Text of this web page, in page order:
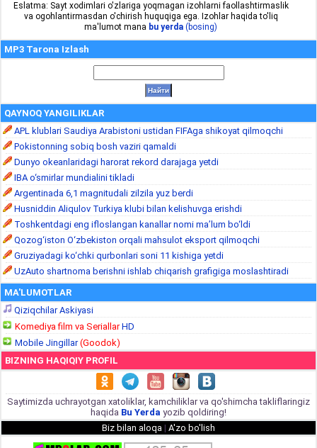
Eslatma: Sayt xodimlari o'zlariga yoqmagan izohlarni faollashtirmaslik
va ogohlantirmasdan o'chirish huquqiga ega. Izohlar haqida to'liq
ma'lumot mana bu yerda (bosing)
MP3 Tarona Izlash
QAYNOQ YANGILIKLAR
APL klublari Saudiya Arabistoni ustidan FIFAga shikoyat qilmoqchi
Pokistonning sobiq bosh vaziri qamaldi
Dunyo okeanlaridagi harorat rekord darajaga yetdi
IBA o‘smirlar mundialini tikladi
Argentinada 6,1 magnitudali zilzila yuz berdi
Husniddin Aliqulov Turkiya klubi bilan kelishuvga erishdi
Toshkentdagi eng ifloslangan kanallar nomi ma’lum bo‘ldi
Qozog‘iston O‘zbekiston orqali mahsulot eksport qilmoqchi
Gruziyadagi ko‘chki qurbonlari soni 11 kishiga yetdi
UzAuto shartnoma berishni ishlab chiqarish grafigiga moslashtiradi
MA'LUMOTLAR
Qiziqchilar Askiyasi
Komediya film va SeriallarHD
Mobile Jingillar(Goodok)
BIZNING HAQIQIY PROFIL
Saytimizda uchrayotgan xatoliklar, kamchiliklar va qo'shimcha takliflaringiz
haqida Bu Yerda yozib qoldiring!
Biz bilan aloqa | A'zo bo'lish